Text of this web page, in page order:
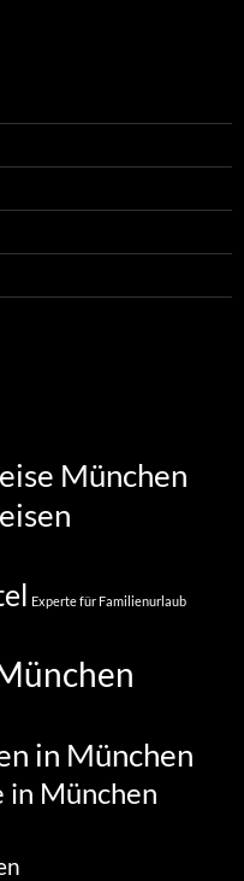
München
Experte für Familienurlaub
in München
in München